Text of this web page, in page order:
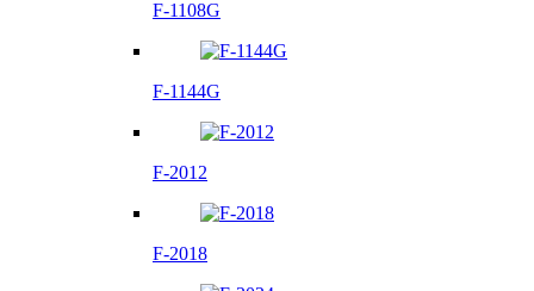
F-1108G
F-1144G
F-2012
F-2018